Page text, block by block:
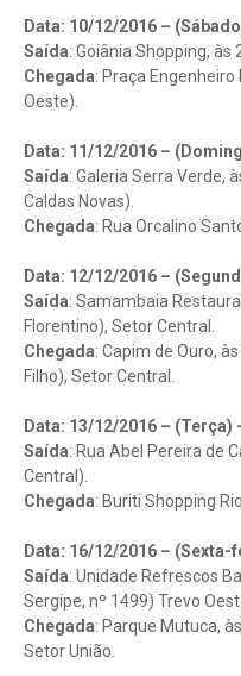
Data: 10/12/2016 –
Saída: Goiânia Shopping, às
Chegada: Praça
Oeste).
Data: 11/12/2016 –
Saída: Galeria Serra Verde,
Caldas Novas).
Chegada: Rua Orcalino
Data: 12/12/2016 –
Saída: Samambaia
Florentino), Setor Central.
Chegada: Capim de Ouro,
Filho), Setor Central.
Data: 13/12/2016 – (Terça)
Saída: Rua Abel Pereira de
Central).
Chegada: Buriti Shopping
Data: 16/12/2016 – (Sexta-
Saída: Unidade Refrescos
Sergipe, nº 1499) Trevo
Chegada: Parque Mutuca,
Setor União.